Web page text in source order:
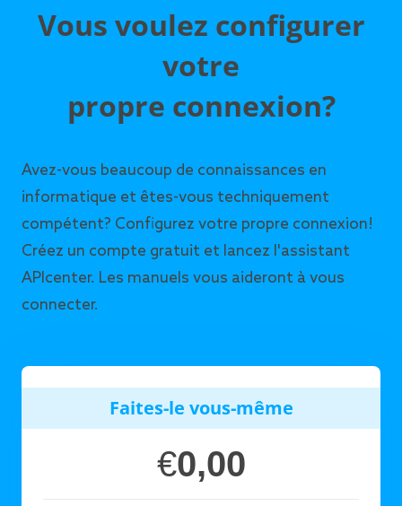
Champs
Description Longue
Prix HT ou TTC
Quantité
EAN/GTIN
Vous voulez configurer
votre
propre connexion?
Avez-vous beaucoup de connaissances en
informatique et êtes-vous techniquement
compétent? Configurez votre propre connexion!
Créez un compte gratuit et lancez l'assistant
APIcenter. Les manuels vous aideront à vous
connecter.
Faites-le vous-même
€0,00